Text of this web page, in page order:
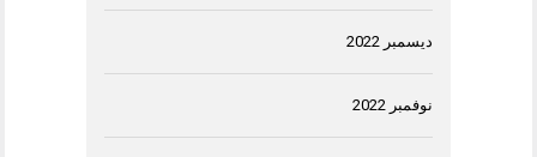
ديسمبر 2022
نوفمبر 2022